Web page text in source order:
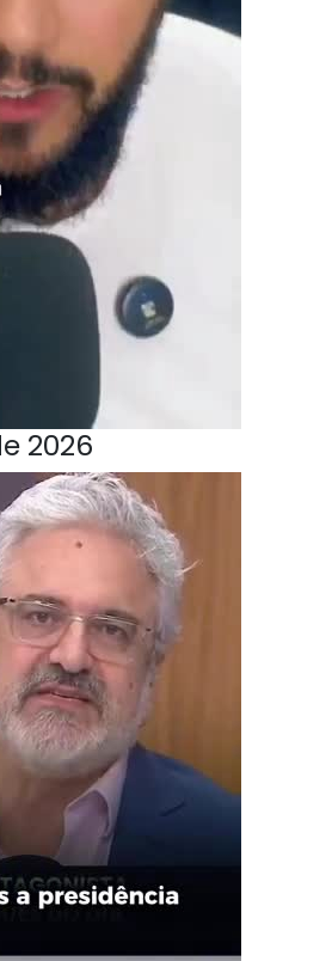
2026